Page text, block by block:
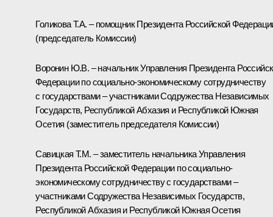
Голикова Т.А. – помощник Президента Российской
(председатель Комиссии)
Воронин Ю.В. – начальник Управления Президента
Федерации по социально-экономическому сотрудничеству
с государствами – участниками Содружества Независимых
Государств, Республикой Абхазия и Республикой Южная
Осетия (заместитель председателя Комиссии)
Савицкая Т.М. – заместитель начальника Управления
Президента Российской Федерации по социально-
экономическому сотрудничеству с государствами –
участниками Содружества Независимых Государств,
Республикой Абхазия и Республикой Южная Осетия